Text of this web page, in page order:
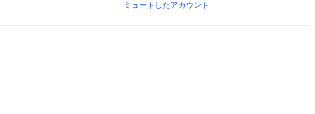
ミュートしたアカウント